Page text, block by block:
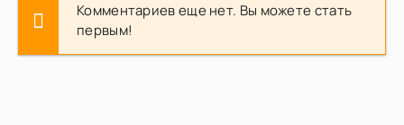
Комментариев еще нет. Вы можете стать
первым!